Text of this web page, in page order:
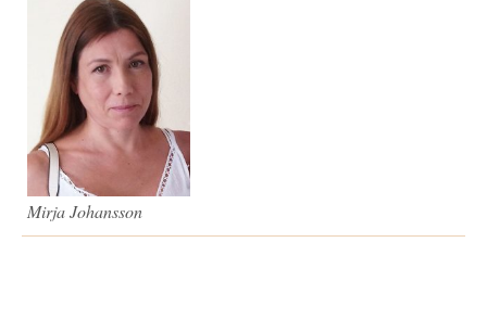
Mirja Johansson